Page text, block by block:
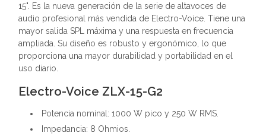
15". Es la nueva generación de la serie de altavoces de
audio profesional más vendida de Electro-Voice. Tiene una
mayor salida SPL máxima y una respuesta en frecuencia
ampliada. Su diseño es robusto y ergonómico, lo que
proporciona una mayor durabilidad y portabilidad en el
uso diario.
Electro-Voice ZLX-15-G2
Potencia nominal: 1000 W pico y 250 W RMS.
Impedancia: 8 Ohmios.